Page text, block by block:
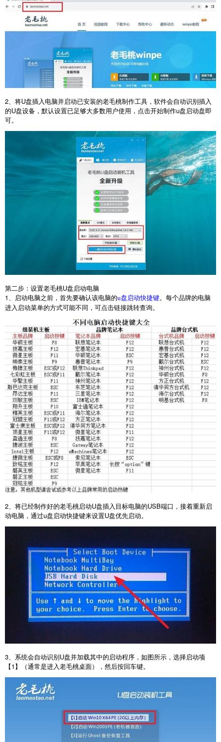
2、将U盘插入电脑并启动已安装的老毛桃制作工具，软件会自动识别插入
的U盘设备，默认设置已足够大多数用户使用，点击开始制作u盘启动盘即
可。
第二步：设置老毛桃U盘启动电脑
1、启动电脑之前，首先要确认该电脑的u盘启动快捷键。每个品牌的电脑
进入启动菜单的方式可能不同，可点击链接跳转查询。
2、将已经制作好的老毛桃启动U盘插入目标电脑的USB端口，接着重新启
动电脑，通过u盘启动快捷键来设置U盘优先启动。
3、系统会自动识别U盘并加载其中的启动程序，如图所示，选择启动项
【1】（通常是进入老毛桃桌面），然后按回车键。